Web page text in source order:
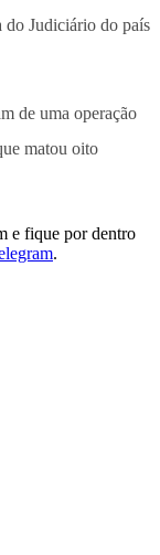
do Judiciário do país
de uma operação
matou oito
e fique por dentro
.